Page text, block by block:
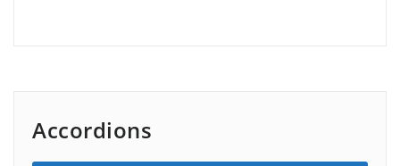
Accordions